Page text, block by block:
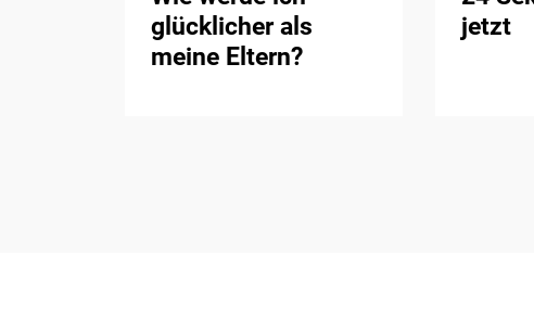
glücklicher als
meine Eltern?
jetzt